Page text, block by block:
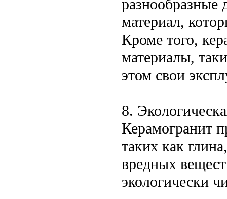
разнообразные
материал,
Кроме того,
материалы,
этом свои
8.
Керамогранит
таких как
вредных
экологически